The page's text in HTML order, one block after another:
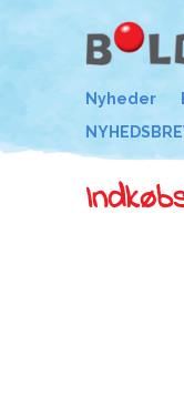
Nyheder